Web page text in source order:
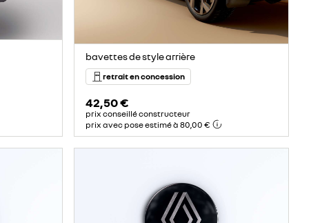
bavettes de style arrière
retrait en concession
42,50 €
prix conseillé constructeur
prix avec pose estimé à 80,00 €